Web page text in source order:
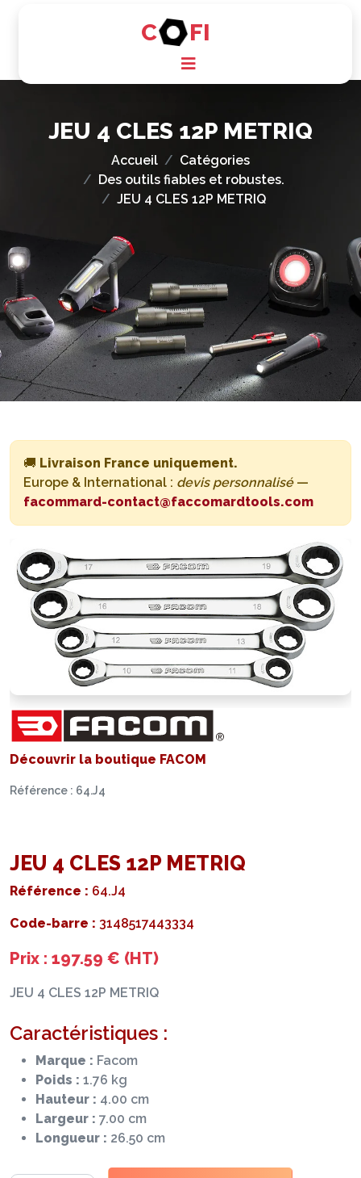
C FI
JEU 4 CLES 12P METRIQ
Accueil
Catégories
Des outils fiables et robustes.
JEU 4 CLES 12P METRIQ
🚚 Livraison France uniquement.
Europe & International : devis personnalisé—
facommard-contact@faccomardtools.com
Découvrir la boutique FACOM
Référence : 64.J4
JEU 4 CLES 12P METRIQ
Référence : 64.J4
Code-barre : 3148517443334
Prix : 197.59 € (HT)
JEU 4 CLES 12P METRIQ
Caractéristiques :
Marque : Facom
Poids : 1.76 kg
Hauteur : 4.00 cm
Largeur : 7.00 cm
Longueur : 26.50 cm